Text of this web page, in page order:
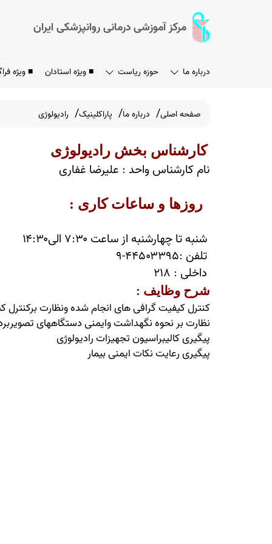
مرکز آموزشی درمانی روانپزشکی ایران
درباره ما حوزه ریاست ■ ویژه استادان ■ ویژه
صفحه اصلی درباره ما پاراکلینیک رادیولوژی
کارشناس بخش رادیولوژی
نام کارشناس واحد : علیرضا غفاری
روزها و ساعات کاری :
شنبه تا چهارشنبه از ساعت ۷:۳۰ الی۱۴:۳۰
تلفن :۴۴۵۰۳۳۹۵-۹
داخلی : 218
شرح وظایف :
کنترل کیفیت گرافی های انجام شده ونظارت
نظارت بر نحوه نگهداشت وایمنی دستگاههای
پیگیری کالیبراسیون تجهیزات رادیولوژی
پیگیری رعایت نکات ایمنی بیمار